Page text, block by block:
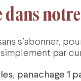
s’abonner,
par
panachage 1